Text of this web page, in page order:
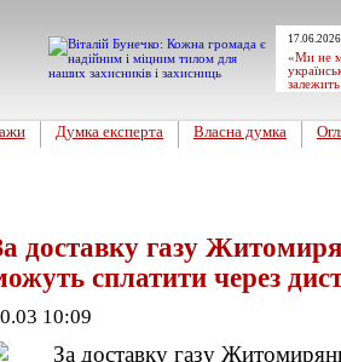
«Ми не
Думка експерта Власна думка
доставку газу
сплатити через
10:09